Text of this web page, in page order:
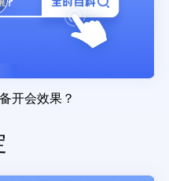
开会效果？